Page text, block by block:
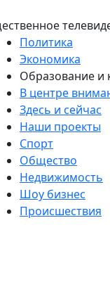
Политика
Экономика
Образование и
В центре
Здесь и сейчас
Наши проекты
Спорт
Общество
Недвижимость
Шоу бизнес
Происшествия